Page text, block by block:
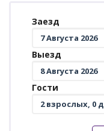
Заезд
Выезд
Гости